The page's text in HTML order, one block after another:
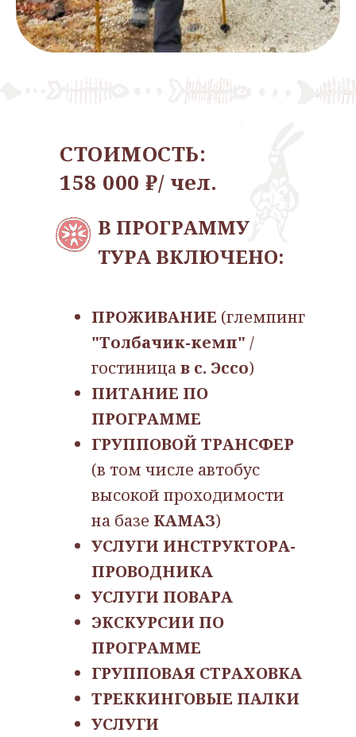
В ПРОГРАММУ
ТУРА ВКЛЮЧЕНО:
СТОИМОСТЬ:
158 000 ₽/ чел.
ПРОЖИВАНИЕ (глемпинг
"Толбачик-кемп" /
гостиницав с. Эссо)
ПИТАНИЕ ПО
ПРОГРАММЕ
ГРУППОВОЙ ТРАНСФЕР
(в том числе автобус
высокой проходимости
на базе КАМАЗ)
УСЛУГИ ИНСТРУКТОРА-
ПРОВОДНИКА
УСЛУГИ ПОВАРА
ЭКСКУРСИИ ПО
ПРОГРАММЕ
ГРУППОВАЯ СТРАХОВКА
ТРЕККИНГОВЫЕ ПАЛКИ
УСЛУГИ